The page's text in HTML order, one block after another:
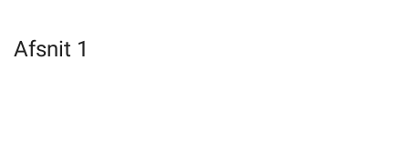
Selvbetjening
Afsnit 1